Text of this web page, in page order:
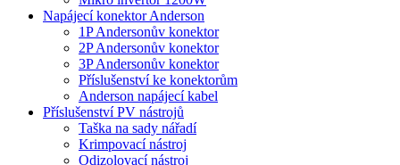
Napájecí konektor Anderson
1P Andersonův konektor
2P Andersonův konektor
3P Andersonův konektor
Příslušenství ke konektorům
Anderson napájecí kabel
Příslušenství PV nástrojů
Taška na sady nářadí
Krimpovací nástroj
Odizolovací nástroj